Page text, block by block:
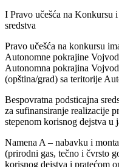
I Pravo učešća na Konkursu
sredstva
Pravo učešća na konkursu
Autonomne pokrajine
Autonomna pokrajina
(opština/grad) sa teritorije
Bespovratna podsticajna
za sufinansiranje realizacije
stepenom korisnog dejstva u
Namena A – nabavku i
(prirodni gas, tečno i čvrsto
korisnog dejstva i pratećom